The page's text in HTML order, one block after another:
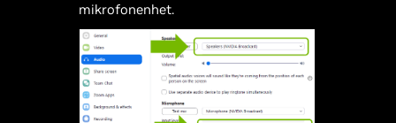
mikrofonenhet.